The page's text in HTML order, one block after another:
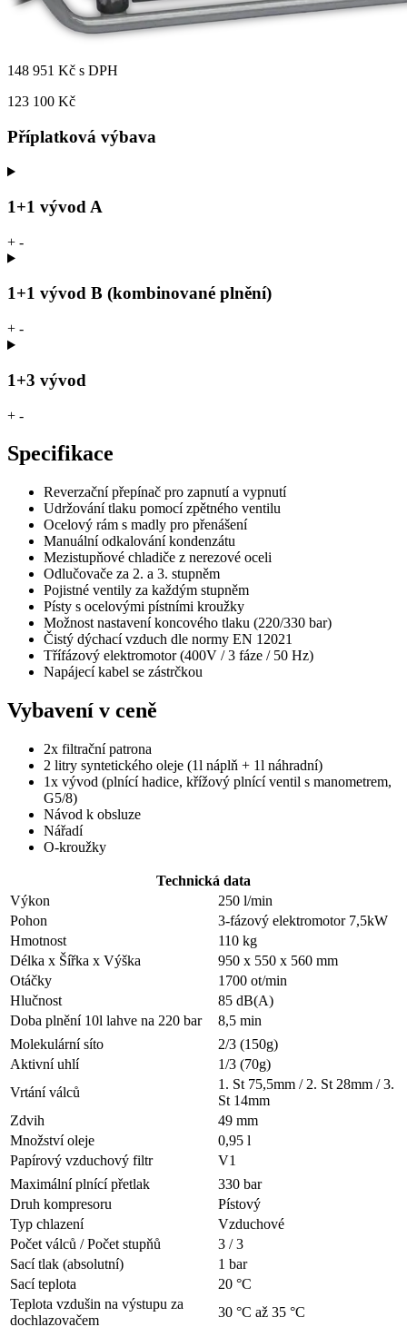
148 951 Kč s DPH
123 100 Kč
Příplatková výbava
1+1 vývod A
+ -
1+1 vývod B (kombinované plnění)
+ -
1+3 vývod
+ -
Specifikace
Reverzační přepínač pro zapnutí a vypnutí
Udržování tlaku pomocí zpětného ventilu
Ocelový rám s madly pro přenášení
Manuální odkalování kondenzátu
Mezistupňové chladiče z nerezové oceli
Odlučovače za 2. a 3. stupněm
Pojistné ventily za každým stupněm
Písty s ocelovými pístními kroužky
Možnost nastavení koncového tlaku (220/330 bar)
Čistý dýchací vzduch dle normy EN 12021
Třífázový elektromotor (400V / 3 fáze / 50 Hz)
Napájecí kabel se zástrčkou
Vybavení v ceně
2x filtrační patrona
2 litry syntetického oleje (1l náplň + 1l náhradní)
1x vývod (plnící hadice, křížový plnící ventil s manometrem,
G5/8)
Návod k obsluze
Nářadí
O-kroužky
Technická data
Výkon
250 l/min
Pohon
3-fázový elektromotor 7,5kW
Hmotnost
110 kg
Délka x Šířka x Výška
950 x 550 x 560 mm
Otáčky
1700 ot/min
Hlučnost
85 dB(A)
Doba plnění 10l lahve na 220 bar
8,5 min
Molekulární síto
2/3 (150g)
Aktivní uhlí
1/3 (70g)
Vrtání válců
1. St 75,5mm / 2. St 28mm / 3.
St 14mm
Zdvih
49 mm
Množství oleje
0,95 l
Papírový vzduchový filtr
V1
Maximální plnící přetlak
330 bar
Druh kompresoru
Pístový
Typ chlazení
Vzduchové
Počet válců / Počet stupňů
3 / 3
Sací tlak (absolutní)
1 bar
Sací teplota
20 °C
Teplota vzdušin na výstupu za
dochlazovačem
30 °C až 35 °C